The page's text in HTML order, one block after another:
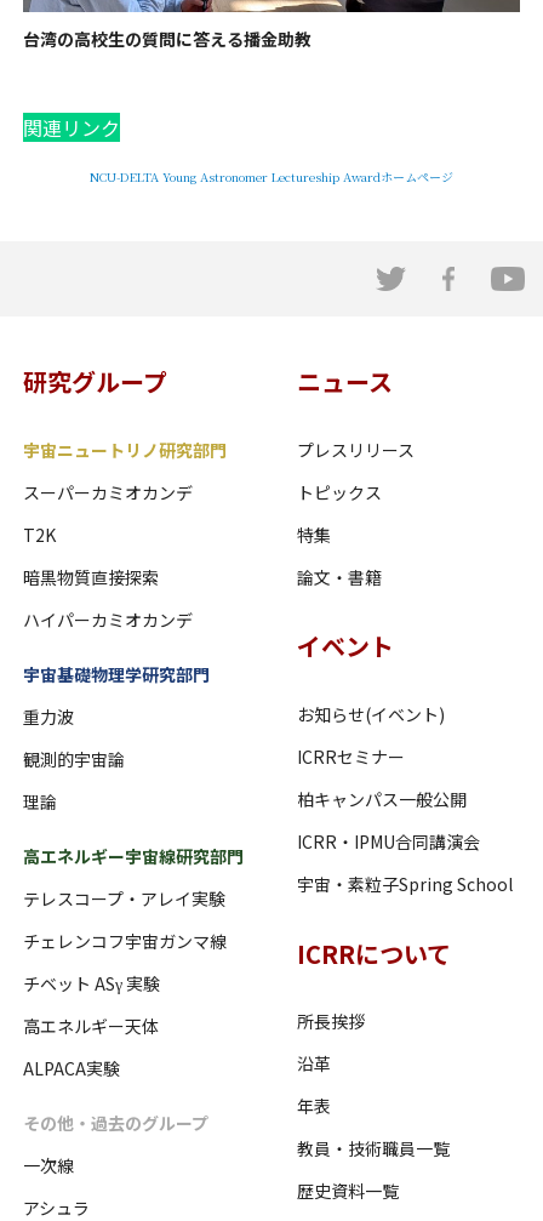
台湾の高校生の質問に答える播金助教
関連リンク
NCU-DELTA Young Astronomer Lectureship Awardホームページ
研究グループ
宇宙ニュートリノ研究部門
スーパーカミオカンデ
T2K
暗黒物質直接探索
ハイパーカミオカンデ
宇宙基礎物理学研究部門
重力波
観測的宇宙論
理論
高エネルギー宇宙線研究部門
テレスコープ・アレイ実験
チェレンコフ宇宙ガンマ線
チベット ASγ 実験
高エネルギー天体
ALPACA実験
その他・過去のグループ
一次線
アシュラ
ニュース
プレスリリース
トピックス
特集
論文・書籍
イベント
お知らせ(イベント)
ICRRセミナー
柏キャンパス一般公開
ICRR・IPMU合同講演会
宇宙・素粒子Spring School
ICRRについて
所長挨拶
沿革
年表
教員・技術職員一覧
歴史資料一覧